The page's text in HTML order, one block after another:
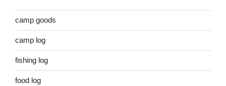
camp goods
camp log
fishing log
food log